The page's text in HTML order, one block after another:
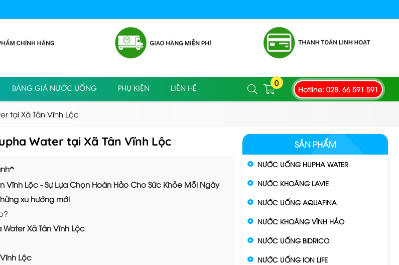
BẢNG GIÁ NƯỚC UỐNG PHỤ KIỆN LIÊN HỆ
0
Hotline: 028. 66 591 591
tại Xã Tân Vĩnh Lộc
Water tại Xã Tân Vĩnh Lộc
Lộc - Sự Lựa Chọn Hoàn Hảo Cho Sức Khỏe Mỗi Ngày
xu hướng mới
Xã Tân Vĩnh Lộc
Lộc
SẢN PHẨM
NƯỚC UỐNG HUPHA WATER
NƯỚC KHOÁNG LAVIE
NƯỚC UỐNG AQUAFINA
NƯỚC KHOÁNG VĨNH HẢO
NƯỚC UỐNG BIDRICO
NƯỚC UỐNG ION LIFE